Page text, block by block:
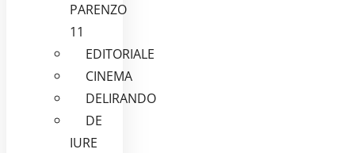
PARENZO
11
EDITORIALE
CINEMA
DELIRANDO
DE
IURE